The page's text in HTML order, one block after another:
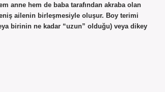
anne hem de baba tarafından akraba olan
ailenin birleşmesiyle oluşur. Boy terimi
birinin ne kadar “uzun” olduğu) veya dikey